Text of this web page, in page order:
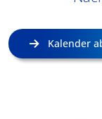
Kalender